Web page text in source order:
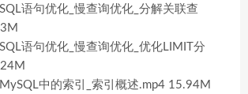
语句优化_慢查询优化_分解关联查
语句优化_慢查询优化_优化LIMIT分
中的索引_索引概述.mp4 15.94M